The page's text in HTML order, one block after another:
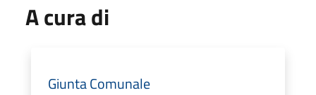
A cura di
Giunta Comunale